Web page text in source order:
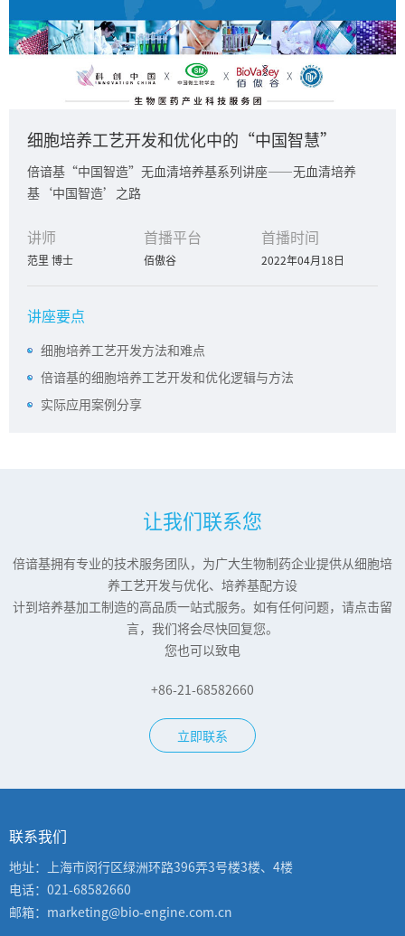
细胞培养工艺开发和优化中的“中国智慧”
倍谙基“中国智造”无血清培养基系列讲座——无血清培养
基‘中国智造’之路
讲师
范里 博士
首播平台
佰傲谷
首播时间
2022年04月18日
讲座要点
细胞培养工艺开发方法和难点
倍谙基的细胞培养工艺开发和优化逻辑与方法
实际应用案例分享
让我们联系您
倍谙基拥有专业的技术服务团队，为广大生物制药企业提供从细胞培
养工艺开发与优化、培养基配方设
计到培养基加工制造的高品质一站式服务。如有任何问题，请点击留
言，我们将会尽快回复您。
您也可以致电
+86-21-68582660
立即联系
联系我们
地址：上海市闵行区绿洲环路396弄3号楼3楼、4楼
电话：021-68582660
邮箱：marketing@bio-engine.com.cn